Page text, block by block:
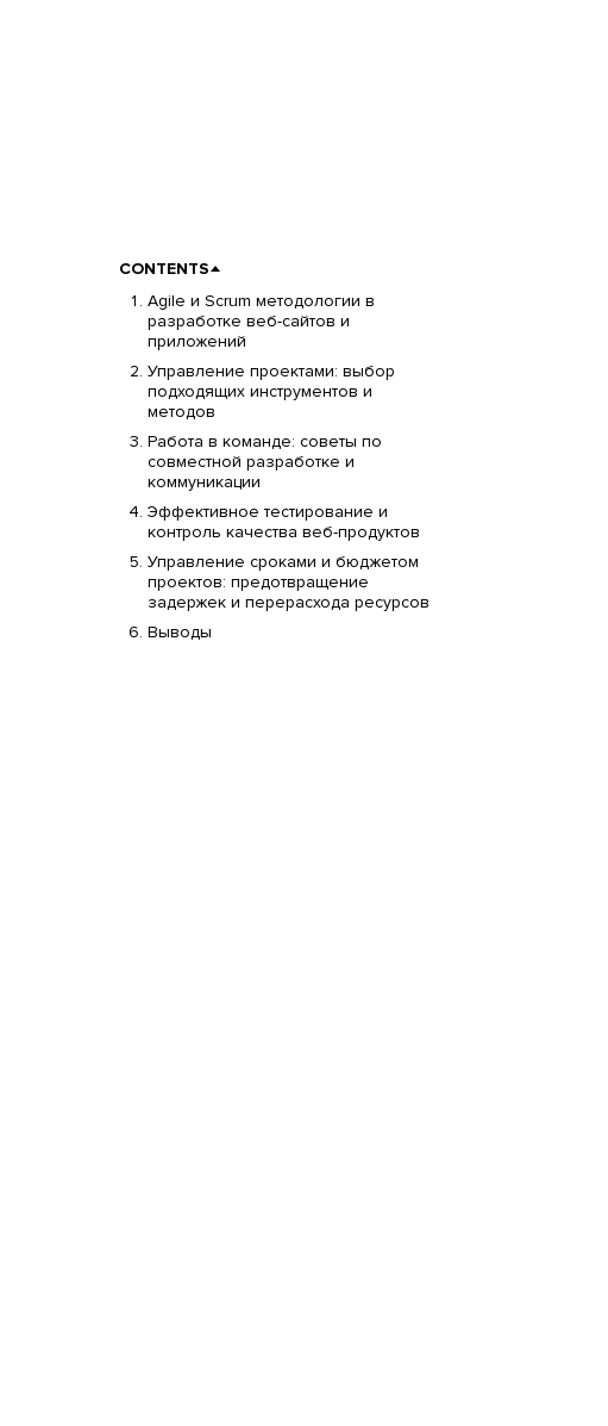
CONTENTS
Agile и Scrum методологии в
разработке веб-сайтов и
приложений
Управление проектами: выбор
подходящих инструментов и
методов
Работа в команде: советы по
совместной разработке и
коммуникации
Эффективное тестирование и
контроль качества веб-продуктов
Управление сроками и бюджетом
проектов: предотвращение
задержек и перерасхода ресурсов
Выводы